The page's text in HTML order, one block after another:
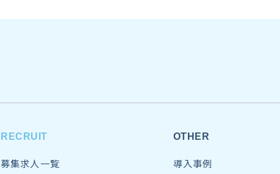
RECRUIT
募集求人一覧
OTHER
導入事例